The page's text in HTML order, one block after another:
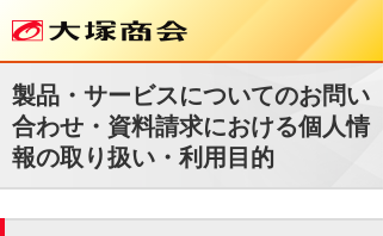
製品・サービスについてのお問い
合わせ・資料請求における個人情
報の取り扱い・利用目的